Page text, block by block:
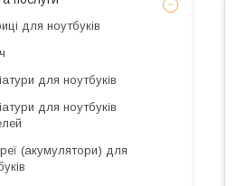
для ноутбуків
для ноутбуків
для ноутбуків
(акумулятори) для